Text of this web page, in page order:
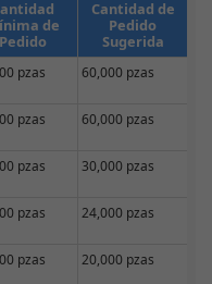
de
Pedido
Cantidad de
Pedido
Sugerida
pzas 60,000 pzas
pzas 60,000 pzas
pzas 30,000 pzas
pzas 24,000 pzas
pzas 20,000 pzas